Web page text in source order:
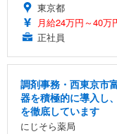
東京都
月給24万円～40万
正社員
調剤事務・西東京市
器を積極的に導入し
を徹底しています
にじそら薬局